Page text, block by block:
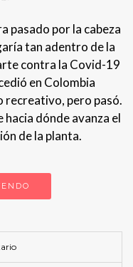
pasado por la cabeza
tan adentro de la
contra la Covid-19
en Colombia
recreativo, pero pasó.
hacia dónde avanza el
de la planta.